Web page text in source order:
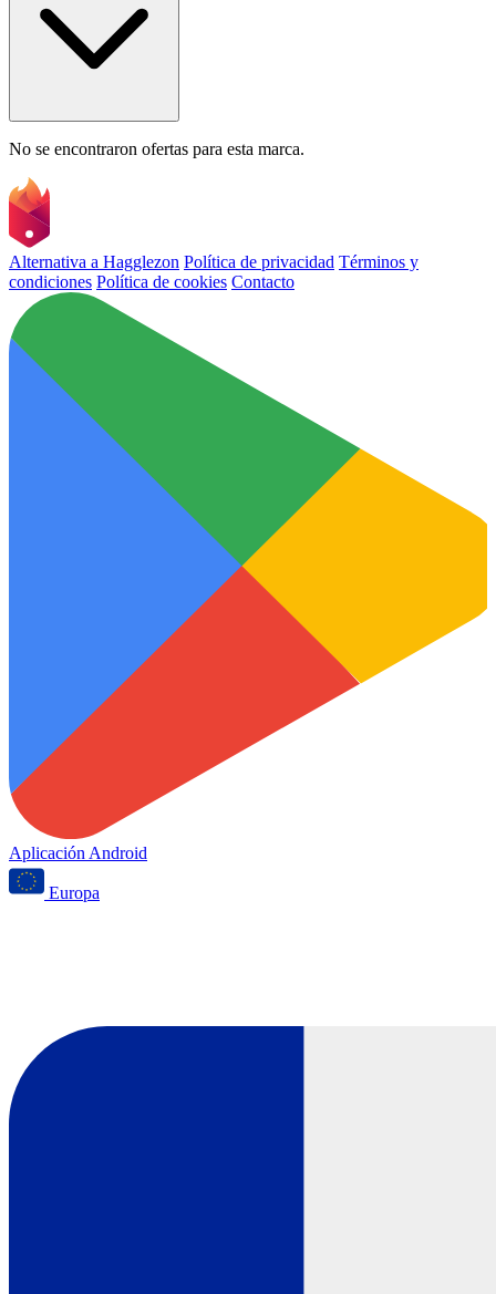
No se encontraron ofertas para esta marca.
Alternativa a Hagglezon Política de privacidad Términos y
condiciones Política de cookies Contacto
Aplicación Android
Europa